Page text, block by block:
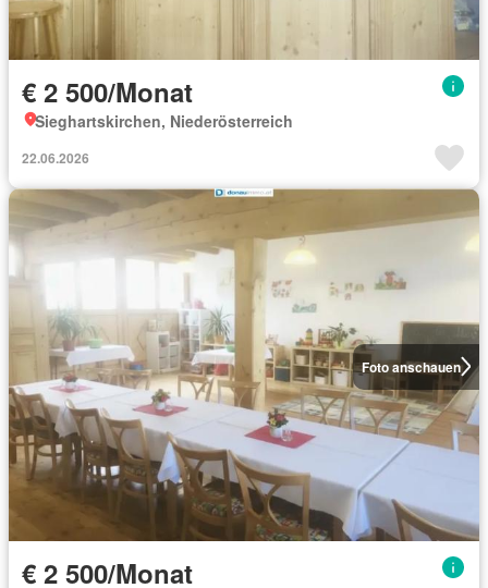
€ 2 500/Monat
Sieghartskirchen, Niederösterreich
22.06.2026
Foto anschauen
€ 2 500/Monat